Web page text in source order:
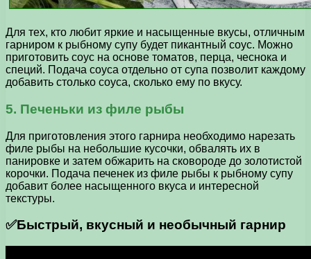
Для тех, кто любит яркие и насыщенные вкусы, отличным
гарниром к рыбному супу будет пикантный соус. Можно
приготовить соус на основе томатов, перца, чеснока и
специй. Подача соуса отдельно от супа позволит каждому
добавить столько соуса, сколько ему по вкусу.
5. Печеньки из филе рыбы
Для приготовления этого гарнира необходимо нарезать
филе рыбы на небольшие кусочки, обвалять их в
панировке и затем обжарить на сковороде до золотистой
корочки. Подача печенек из филе рыбы к рыбному супу
добавит более насыщенного вкуса и интересной
текстуры.
✅Быстрый, вкусный и необычный гарнир